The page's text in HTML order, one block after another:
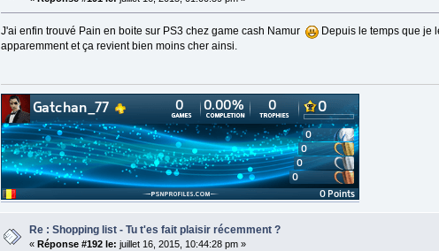
J'ai enfin trouvé Pain en boite sur PS3 chez game cash Namur
Depuis le temps que je
apparemment et ça revient bien moins cher ainsi.
Re : Shopping list - Tu t'es fait plaisir récemment ?
« Réponse #192 le: juillet 16, 2015, 10:44:28 pm »